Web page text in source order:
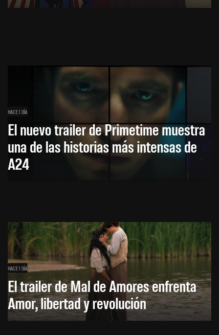
HACE 1 DÍA
El nuevo trailer de Primetime muestra
una de las historias más intensas de
A24
HACE 1 DÍA
El trailer de Mal de Amores enfrenta
Amor, libertad y revolución